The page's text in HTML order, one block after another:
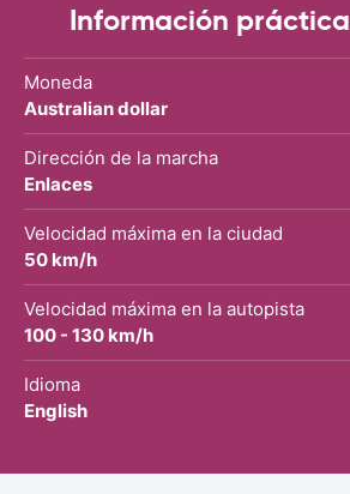
Información práctica
Moneda
Australian dollar
Dirección de la marcha
Enlaces
Velocidad máxima en la ciudad
50 km/h
Velocidad máxima en la autopista
100 - 130 km/h
Idioma
English